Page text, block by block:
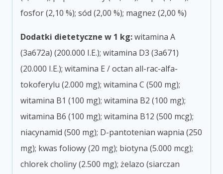
fosfor (2,10 %); sód (2,00 %); magnez (2,00 %)
Dodatki dietetyczne w 1 kg:witamina A
(3a672a) (200.000 I.E.); witamina D3 (3a671)
(20.000 I.E.); witamina E / octan all-rac-alfa-
tokoferylu (2.000 mg); witamina C (500 mg);
witamina B1 (100 mg); witamina B2 (100 mg);
witamina B6 (100 mg); witamina B12 (500 mcg);
niacynamid (500 mg); D-pantotenian wapnia (250
mg); kwas foliowy (20 mg); biotyna (5.000 mcg);
chlorek choliny (2.500 mg); żelazo (siarczan